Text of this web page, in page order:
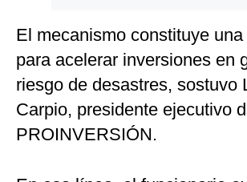
El mecanismo constituye
para acelerar inversiones en
riesgo de desastres, sostuvo
Carpio, presidente ejecutivo
PROINVERSIÓN.